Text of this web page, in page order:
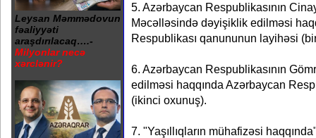
Leysan Məmmədovun
fəaliyyəti
araşdırılacaq….-
Milyonlar necə
xərclənir?
5. Azərbaycan Respublikasının
Məcəlləsində dəyişiklik edilməsi
Respublikası qanununun layihəsi
6. Azərbaycan Respublikasının
edilməsi haqqında Azərbaycan
(ikinci oxunuş).
7. "Yaşıllıqların mühafizəsi